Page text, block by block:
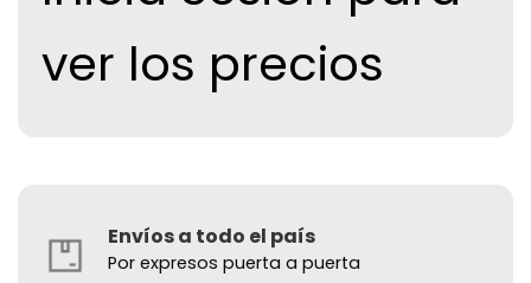
ver los precios
Envíos a todo el país
Por expresos puerta a puerta